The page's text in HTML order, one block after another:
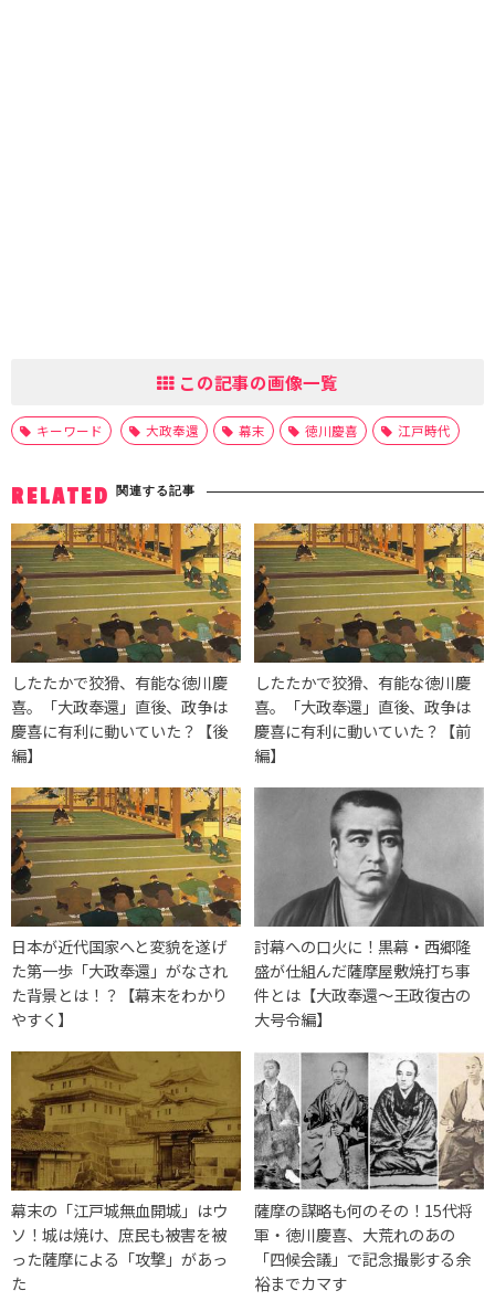
この記事の画像一覧
キーワード 大政奉還 幕末 徳川慶喜 江戸時代
RELATED 関連する記事
したたかで狡猾、有能な徳川慶
喜。「大政奉還」直後、政争は
慶喜に有利に動いていた？【後
編】
したたかで狡猾、有能な徳川慶
喜。「大政奉還」直後、政争は
慶喜に有利に動いていた？【前
編】
日本が近代国家へと変貌を遂げ
た第一歩「大政奉還」がなされ
た背景とは！？【幕末をわかり
やすく】
討幕への口火に！黒幕・西郷隆
盛が仕組んだ薩摩屋敷焼打ち事
件とは【大政奉還〜王政復古の
大号令編】
幕末の「江戸城無血開城」はウ
ソ！城は焼け、庶民も被害を被
った薩摩による「攻撃」があっ
た
薩摩の謀略も何のその！15代将
軍・徳川慶喜、大荒れのあの
「四候会議」で記念撮影する余
裕までカマす